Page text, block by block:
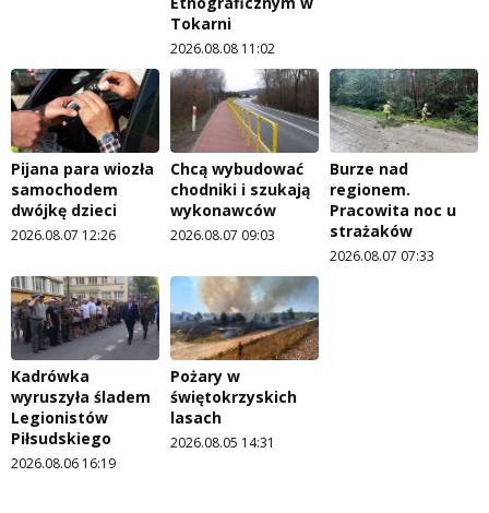
Tokarni
2026.08.08 11:02
Pijana para wiozła
samochodem
dwójkę dzieci
2026.08.07 12:26
Chcą wybudować
chodniki i szukają
wykonawców
2026.08.07 09:03
Burze nad
regionem.
Pracowita noc u
strażaków
2026.08.07 07:33
Kadrówka
wyruszyła śladem
Legionistów
Piłsudskiego
2026.08.06 16:19
Pożary w
świętokrzyskich
lasach
2026.08.05 14:31